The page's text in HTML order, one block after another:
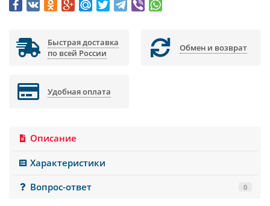
Быстрая доставка
по всей России
Обмен и возврат
Удобная оплата
Описание
Характеристики
Вопрос-ответ
0